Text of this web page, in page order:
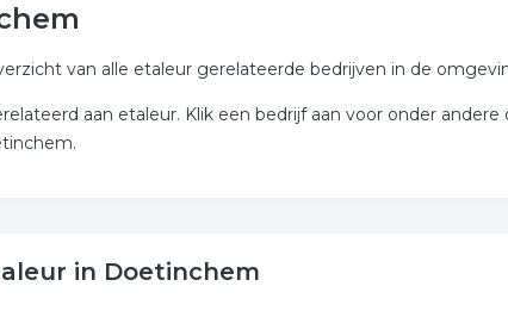
van alle etaleur gerelateerde bedrijven in de
aan etaleur. Klik een bedrijf aan voor onder
in Doetinchem